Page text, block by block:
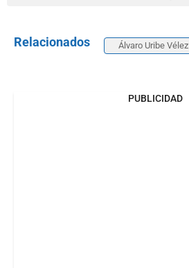
Relacionados Álvaro Uribe Vélez
PUBLICIDAD